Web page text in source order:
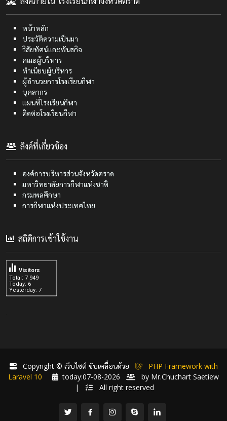
หน้าหลัก
ประวัติความเป็นมา
วิสัยทัศน์และพันธกิจ
คณะผู้บริหาร
ทำเนียบผู้บริหาร
ผู้อำนวยการโรงเรียนกีฬา
บุคลากร
แผนที่โรงเรียนกีฬา
ติดต่อโรงเรียนกีฬา
ลิงค์ที่เกี่ยวข้อง
องค์การบริหารส่วนจังหวัดตราด
มหาวิทยาลัยการกีฬาแห่งชาติ
กรมพลศึกษา
การกีฬาแห่งประเทศไทย
สถิติการเข้าใช้งาน
Total: 7 949
Today: 6
Yesterday: 7
Visitors
Copyright © เว็บไซต์ ขับเคลื่อนด้วย
PHP Framework with
Laravel 10
today:07-08-2026
by Mr.Chuchart Saetiew
|
All right reserved